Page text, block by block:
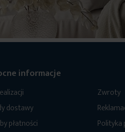
informacje
dostawy
płatności
Zwroty